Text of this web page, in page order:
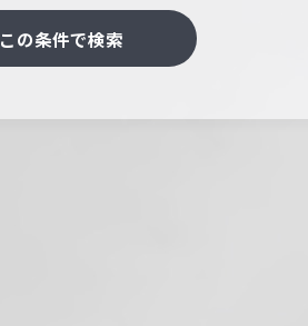
この条件で検索